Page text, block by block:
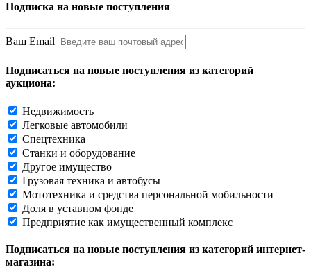
Подписка на новые поступления
Ваш Email
Подписаться на новые поступления из категорий
аукциона:
Недвижимость
Легковые автомобили
Спецтехника
Станки и оборудование
Другое имущество
Грузовая техника и автобусы
Мототехника и средства персональной мобильности
Доля в уставном фонде
Предприятие как имущественный комплекс
Подписаться на новые поступления из категорий интернет-
магазина: